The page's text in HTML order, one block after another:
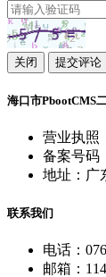
关闭 提交评论
海口市PbootCMS
营业执照
备案号码
地址：
联系我们
电话：
邮箱：